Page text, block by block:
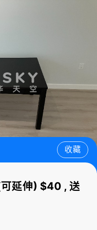
收藏
延伸) $40 , 送